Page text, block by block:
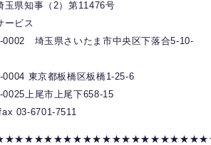
県知事（2）第11476号
ービス
埼玉県さいたま市中央区下落合5-10-
東京都板橋区板橋1-25-6
上尾市上尾下658-15
03-6701-7511